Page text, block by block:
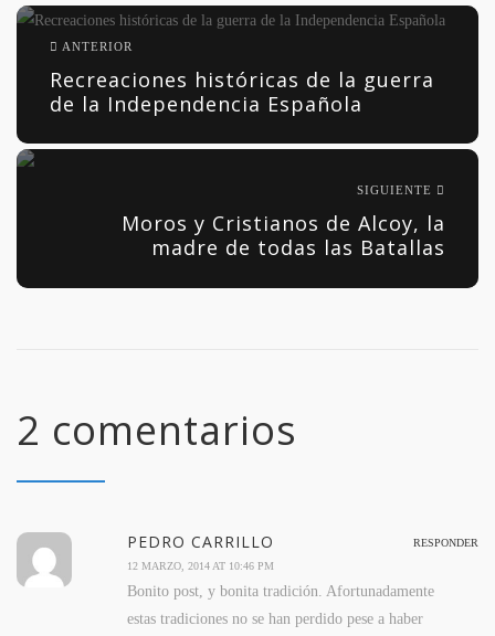
ANTERIOR
Recreaciones históricas de la guerra
de la Independencia Española
SIGUIENTE
Moros y Cristianos de Alcoy, la
madre de todas las Batallas
2 comentarios
PEDRO CARRILLO
RESPONDER
12 MARZO, 2014 AT 10:46 PM
Bonito post, y bonita tradición. Afortunadamente
estas tradiciones no se han perdido pese a haber